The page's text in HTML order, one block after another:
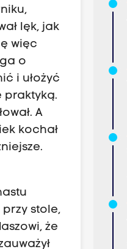
lęk, jak
więc
o
i ułożyć
praktyką.
A
kochał
stole,
że